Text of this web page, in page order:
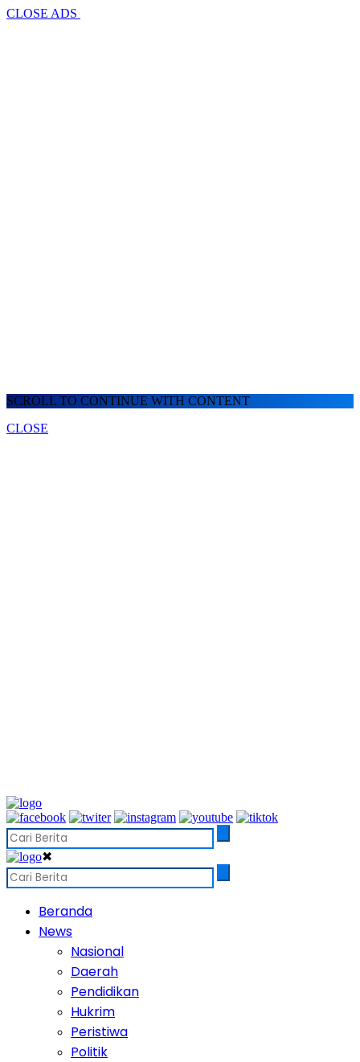
CLOSE ADS
SCROLL TO CONTINUE WITH CONTENT
CLOSE
✖
Beranda
News
Nasional
Daerah
Pendidikan
Hukrim
Peristiwa
Politik